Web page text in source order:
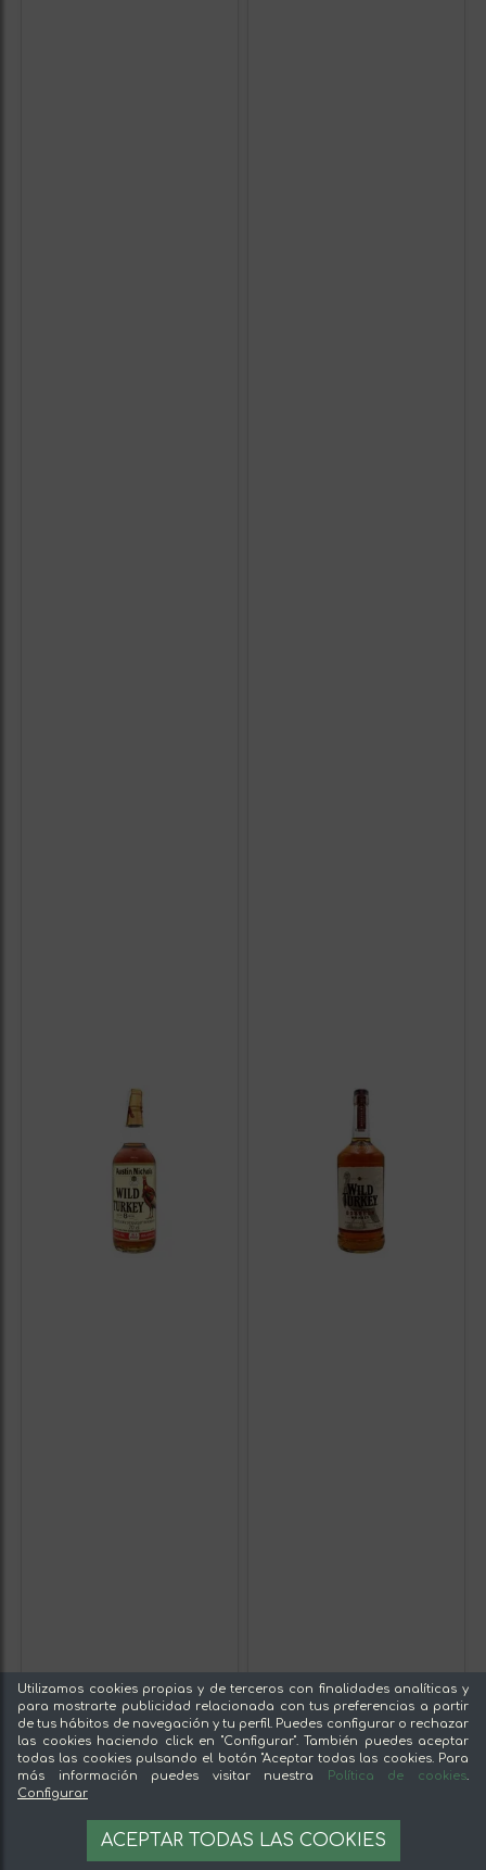
Utilizamos cookies propias y de terceros con finalidades analíticas y
para mostrarte publicidad relacionada con tus preferencias a partir
de tus hábitos de navegación y tu perfil. Puedes configurar o rechazar
las cookies haciendo click en "Configurar". También puedes aceptar
todas las cookies pulsando el botón "Aceptar todas las cookies. Para
más información puedes visitar nuestra
Política de cookies.
Configurar
ACEPTAR TODAS LAS COOKIES